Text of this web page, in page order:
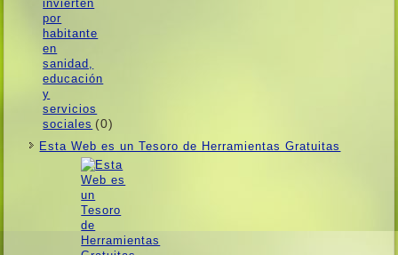
(0)
Esta Web es un Tesoro de Herramientas Gratuitas